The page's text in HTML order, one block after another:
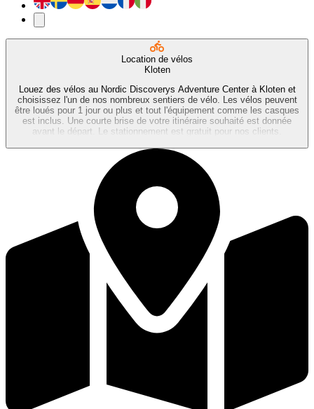
Location de vélos
Kloten
Louez des vélos au Nordic Discoverys Adventure Center à Kloten et
choisissez l'un de nos nombreux sentiers de vélo. Les vélos peuvent
être loués pour 1 jour ou plus et tout l'équipement comme les casques
est inclus. Une courte brise de votre itinéraire souhaité est donnée
avant le départ. Le stationnement est gratuit pour nos clients.